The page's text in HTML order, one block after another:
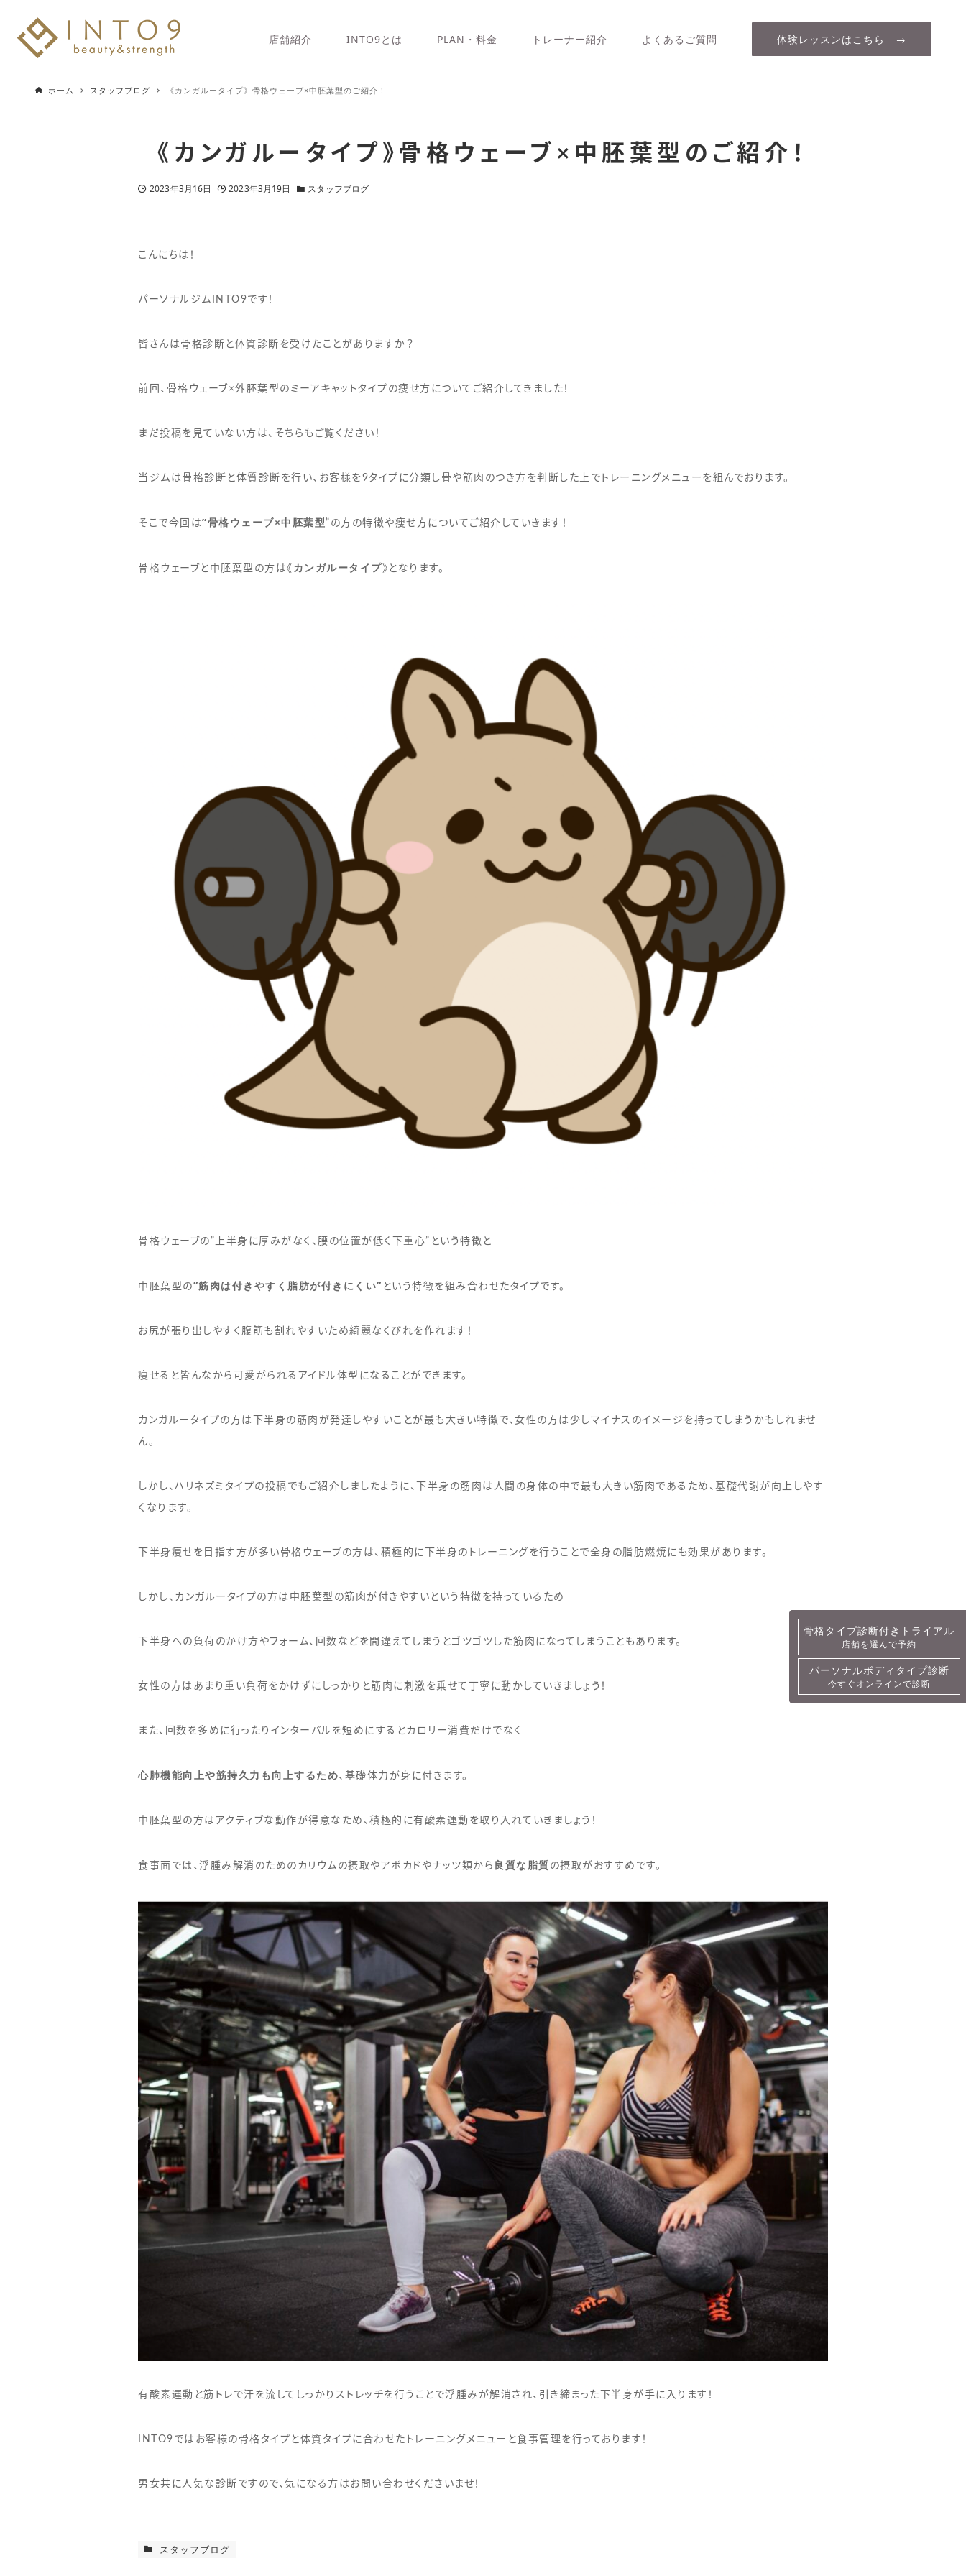
店舗紹介 INTO9とは PLAN・料金 トレーナー紹介 よくあるご質問 体験レッスンはこちら →
ホーム スタッフブログ 《カンガルータイプ》骨格ウェーブ×中胚葉型のご紹介！
《カンガルータイプ》骨格ウェーブ×中胚葉型のご紹介！
2023年3月16日 2023年3月19日 スタッフブログ
こんにちは！
パーソナルジムINTO9です！
皆さんは骨格診断と体質診断を受けたことがありますか？
前回、骨格ウェーブ×外胚葉型のミーアキャットタイプの痩せ方についてご紹介してきました！
まだ投稿を見ていない方は、そちらもご覧ください！
当ジムは骨格診断と体質診断を行い、お客様を9タイプに分類し骨や筋肉のつき方を判断した上でトレーニングメニューを組んでおります。
そこで今回は”骨格ウェーブ×中胚葉型 ”の方の特徴や痩せ方についてご紹介していきます！
骨格ウェーブと中胚葉型の方は《 カンガルータイプ》となります。
骨格ウェーブの”上半身に厚みがなく、腰の位置が低く下重心”という特徴と
中胚葉型の”筋肉は付きやすく脂肪が付きにくい” という特徴を組み合わせたタイプです。
お尻が張り出しやすく腹筋も割れやすいため綺麗なくびれを作れます！
痩せると皆んなから可愛がられるアイドル体型になることができます。
カンガルータイプの方は下半身の筋肉が発達しやすいことが最も大きい特徴で、女性の方は少しマイナスのイメージを持ってしまうかもしれませ
ん。
しかし、ハリネズミタイプの投稿でもご紹介しましたように、下半身の筋肉は人間の身体の中で最も大きい筋肉であるため、基礎代謝が向上しやす
くなります。
下半身痩せを目指す方が多い骨格ウェーブの方は、積極的に下半身のトレーニングを行うことで全身の脂肪燃焼にも効果があります。
しかし、カンガルータイプの方は中胚葉型の筋肉が付きやすいという特徴を持っているため
下半身への負荷のかけ方やフォーム、回数などを間違えてしまうとゴツゴツした筋肉になってしまうこともあります。
女性の方はあまり重い負荷をかけずにしっかりと筋肉に刺激を乗せて丁寧に動かしていきましょう！
また、回数を多めに行ったりインターバルを短めにするとカロリー消費だけでなく
心肺機能向上や筋持久力も向上するため、基礎体力が身に付きます。
中胚葉型の方はアクティブな動作が得意なため、積極的に有酸素運動を取り入れていきましょう！
食事面では、浮腫み解消のためのカリウムの摂取やアボカドやナッツ類から 良質な脂質 の摂取がおすすめです。
有酸素運動と筋トレで汗を流してしっかりストレッチを行うことで浮腫みが解消され、引き締まった下半身が手に入ります！
INTO9ではお客様の骨格タイプと体質タイプに合わせたトレーニングメニューと食事管理を行っております！
男女共に人気な診断ですので、気になる方はお問い合わせくださいませ！
スタッフブログ
骨格タイプ診断付きトライアル
詳細・予約
パーソナルボディタイプ診断
今すぐオンラインで診断
骨格タイプ診断付きトライアル
店舗を選んで予約
パーソナルボディタイプ診断
今すぐオンラインで診断